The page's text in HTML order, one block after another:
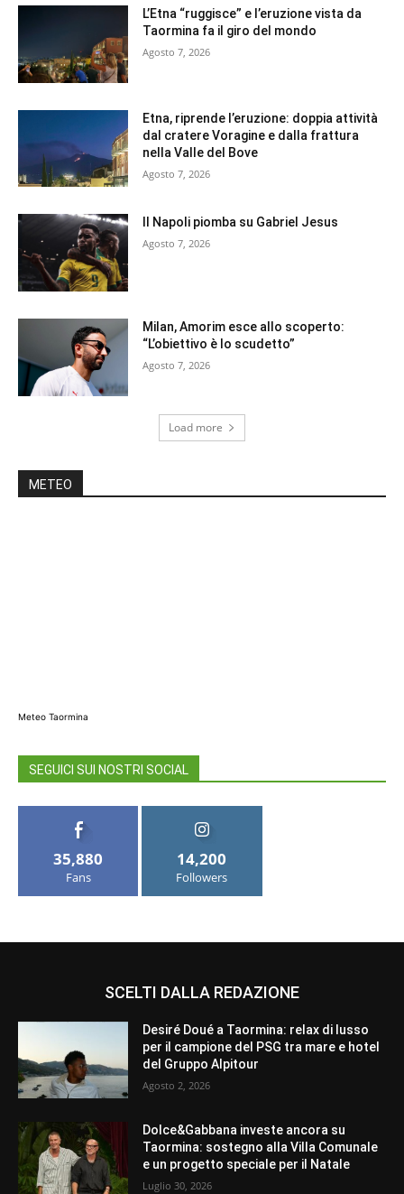
L’Etna “ruggisce” e l’eruzione vista da
Taormina fa il giro del mondo
Agosto 7, 2026
Etna, riprende l’eruzione: doppia attività
dal cratere Voragine e dalla frattura
nella Valle del Bove
Agosto 7, 2026
Il Napoli piomba su Gabriel Jesus
Agosto 7, 2026
Milan, Amorim esce allo scoperto:
“L’obiettivo è lo scudetto”
Agosto 7, 2026
Load more
METEO
Meteo Taormina
SEGUICI SUI NOSTRI SOCIAL
35,880
Fans
14,200
Followers
SCELTI DALLA REDAZIONE
Desiré Doué a Taormina: relax di lusso
per il campione del PSG tra mare e hotel
del Gruppo Alpitour
Agosto 2, 2026
Dolce&Gabbana investe ancora su
Taormina: sostegno alla Villa Comunale
e un progetto speciale per il Natale
Luglio 30, 2026